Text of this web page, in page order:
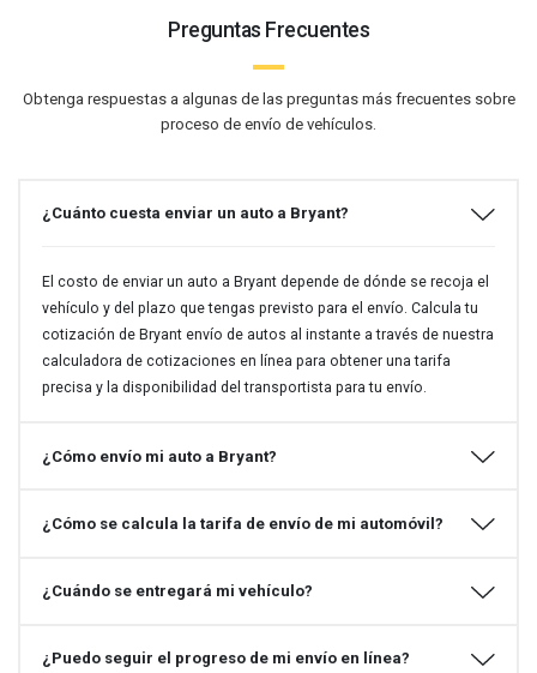
Preguntas Frecuentes
Obtenga respuestas a algunas de las preguntas más frecuentes sobre
proceso de envío de vehículos.
¿Cuánto cuesta enviar un auto a Bryant?
El costo de enviar un auto a Bryant depende de dónde se recoja el
vehículo y del plazo que tengas previsto para el envío. Calcula tu
cotización de Bryant envío de autos al instante a través de nuestra
calculadora de cotizaciones en línea para obtener una tarifa
precisa y la disponibilidad del transportista para tu envío.
¿Cómo envío mi auto a Bryant?
¿Cómo se calcula la tarifa de envío de mi automóvil?
¿Cuándo se entregará mi vehículo?
¿Puedo seguir el progreso de mi envío en línea?